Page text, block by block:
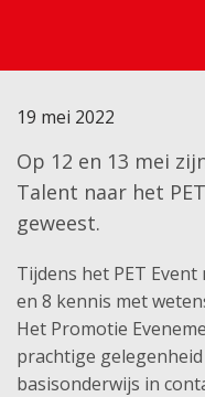
19 mei 2022
Op 12 en 13 mei
Talent naar het
geweest.
Tijdens het PET
en 8 kennis met
Het Promotie
prachtige
basisonderwijs in